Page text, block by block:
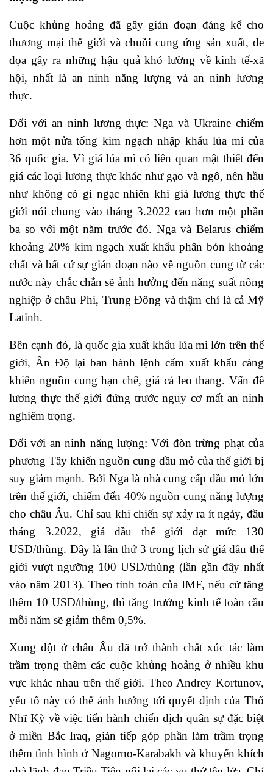
Cuộc khủng hoảng đã gây gián đoạn đáng kể cho
thương mại thế giới và chuỗi cung ứng sản xuất, đe
dọa gây ra những hậu quả khó lường về kinh tế-xã
hội, nhất là an ninh năng lượng và an ninh lương
thực.
Đối với an ninh lương thực: Nga và Ukraine chiếm
hơn một nửa tổng kim ngạch nhập khẩu lúa mì của
36 quốc gia. Vì giá lúa mì có liên quan mật thiết đến
giá các loại lương thực khác như gạo và ngô, nên hầu
như không có gì ngạc nhiên khi giá lương thực thế
giới nói chung vào tháng 3.2022 cao hơn một phần
ba so với một năm trước đó. Nga và Belarus chiếm
khoảng 20% kim ngạch xuất khẩu phân bón khoáng
chất và bất cứ sự gián đoạn nào về nguồn cung từ các
nước này chắc chắn sẽ ảnh hưởng đến năng suất nông
nghiệp ở châu Phi, Trung Đông và thậm chí là cả Mỹ
Latinh.
Bên cạnh đó, là quốc gia xuất khẩu lúa mì lớn trên thế
giới, Ấn Độ lại ban hành lệnh cấm xuất khẩu càng
khiến nguồn cung hạn chế, giá cả leo thang. Vấn đề
lương thực thế giới đứng trước nguy cơ mất an ninh
nghiêm trọng.
Đối với an ninh năng lượng: Với đòn trừng phạt của
phương Tây khiến nguồn cung dầu mỏ của thế giới bị
suy giảm mạnh. Bởi Nga là nhà cung cấp dầu mỏ lớn
trên thế giới, chiếm đến 40% nguồn cung năng lượng
cho châu Âu. Chỉ sau khi chiến sự xảy ra ít ngày, đầu
tháng 3.2022, giá dầu thế giới đạt mức 130
USD/thùng. Đây là lần thứ 3 trong lịch sử giá dầu thế
giới vượt ngưỡng 100 USD/thùng (lần gần đây nhất
vào năm 2013). Theo tính toán của IMF, nếu cứ tăng
thêm 10 USD/thùng, thì tăng trưởng kinh tế toàn cầu
mỗi năm sẽ giảm thêm 0,5%.
Xung đột ở châu Âu đã trở thành chất xúc tác làm
trầm trọng thêm các cuộc khủng hoảng ở nhiều khu
vực khác nhau trên thế giới. Theo Andrey Kortunov,
yếu tố này có thể ảnh hưởng tới quyết định của Thổ
Nhĩ Kỳ về việc tiến hành chiến dịch quân sự đặc biệt
ở miền Bắc Iraq, gián tiếp góp phần làm trầm trọng
thêm tình hình ở Nagorno-Karabakh và khuyến khích